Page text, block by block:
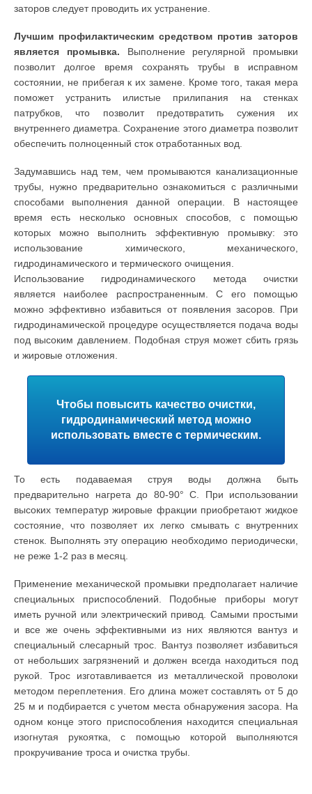
заторов следует проводить их устранение.
Лучшим профилактическим средством против заторов
является промывка. Выполнение регулярной промывки
позволит долгое время сохранять трубы в исправном
состоянии, не прибегая к их замене. Кроме того, такая мера
поможет устранить илистые прилипания на стенках
патрубков, что позволит предотвратить сужения их
внутреннего диаметра. Сохранение этого диаметра позволит
обеспечить полноценный сток отработанных вод.
Задумавшись над тем, чем промываются канализационные
трубы, нужно предварительно ознакомиться с различными
способами выполнения данной операции. В настоящее
время есть несколько основных способов, с помощью
которых можно выполнить эффективную промывку: это
использование химического, механического,
гидродинамического и термического очищения.
Использование гидродинамического метода очистки
является наиболее распространенным. С его помощью
можно эффективно избавиться от появления засоров. При
гидродинамической процедуре осуществляется подача воды
под высоким давлением. Подобная струя может сбить грязь
и жировые отложения.
Чтобы повысить качество очистки,
гидродинамический метод можно
использовать вместе с термическим.
То есть подаваемая струя воды должна быть
предварительно нагрета до 80-90° С. При использовании
высоких температур жировые фракции приобретают жидкое
состояние, что позволяет их легко смывать с внутренних
стенок. Выполнять эту операцию необходимо периодически,
не реже 1-2 раз в месяц.
Применение механической промывки предполагает наличие
специальных приспособлений. Подобные приборы могут
иметь ручной или электрический привод. Самыми простыми
и все же очень эффективными из них являются вантуз и
специальный слесарный трос. Вантуз позволяет избавиться
от небольших загрязнений и должен всегда находиться под
рукой. Трос изготавливается из металлической проволоки
методом переплетения. Его длина может составлять от 5 до
25 м и подбирается с учетом места обнаружения засора. На
одном конце этого приспособления находится специальная
изогнутая рукоятка, с помощью которой выполняются
прокручивание троса и очистка трубы.